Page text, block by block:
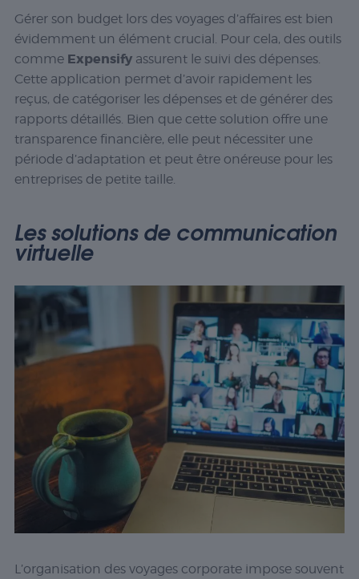
Gérer son budget lors des voyages d’affaires est bien
évidemment un élément crucial. Pour cela, des outils
comme Expensify assurent le suivi des dépenses.
Cette application permet d’avoir rapidement les
reçus, de catégoriser les dépenses et de générer des
rapports détaillés. Bien que cette solution offre une
transparence financière, elle peut nécessiter une
période d’adaptation et peut être onéreuse pour les
entreprises de petite taille.
Les solutions de communication
virtuelle
L’organisation des voyages corporate impose souvent